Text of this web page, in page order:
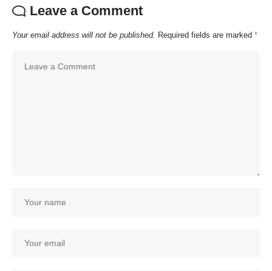
Leave a Comment
Your email address will not be published. Required fields are marked *